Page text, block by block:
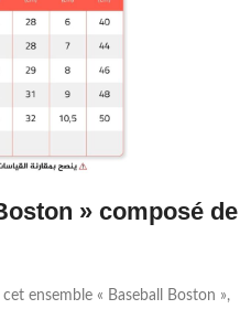
» composé de
ensemble « Baseball Boston »,